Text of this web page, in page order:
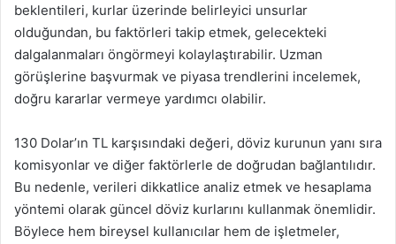
beklentileri, kurlar üzerinde belirleyici unsurlar
olduğundan, bu faktörleri takip etmek, gelecekteki
dalgalanmaları öngörmeyi kolaylaştırabilir. Uzman
görüşlerine başvurmak ve piyasa trendlerini incelemek,
doğru kararlar vermeye yardımcı olabilir.
130 Dolar’ın TL karşısındaki değeri, döviz kurunun yanı sıra
komisyonlar ve diğer faktörlerle de doğrudan bağlantılıdır.
Bu nedenle, verileri dikkatlice analiz etmek ve hesaplama
yöntemi olarak güncel döviz kurlarını kullanmak önemlidir.
Böylece hem bireysel kullanıcılar hem de işletmeler,